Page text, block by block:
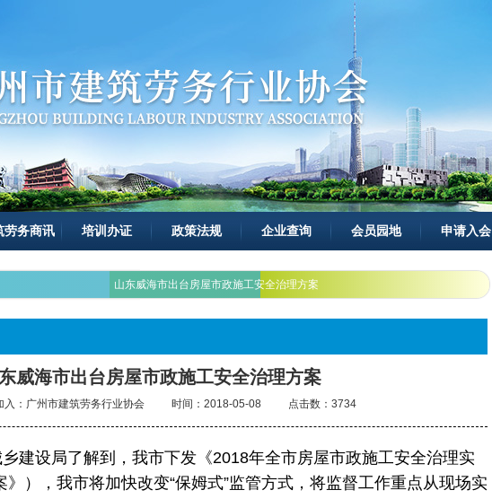
劳务商讯 培训办证 政策法规 企业查询 会员园地 申请入会
山东威海市出台房屋市政施工安全治理方案
威海市出台房屋市政施工安全治理方案
入：广州市建筑劳务行业协会 时间：2018-05-08 点击数：3734
设局了解到，我市下发《2018年全市房屋市政施工安全治理实
），我市将加快改变“保姆式”监管方式，将监督工作重点从现场实